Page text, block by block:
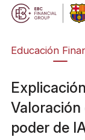
Educación
Valoración
poder de